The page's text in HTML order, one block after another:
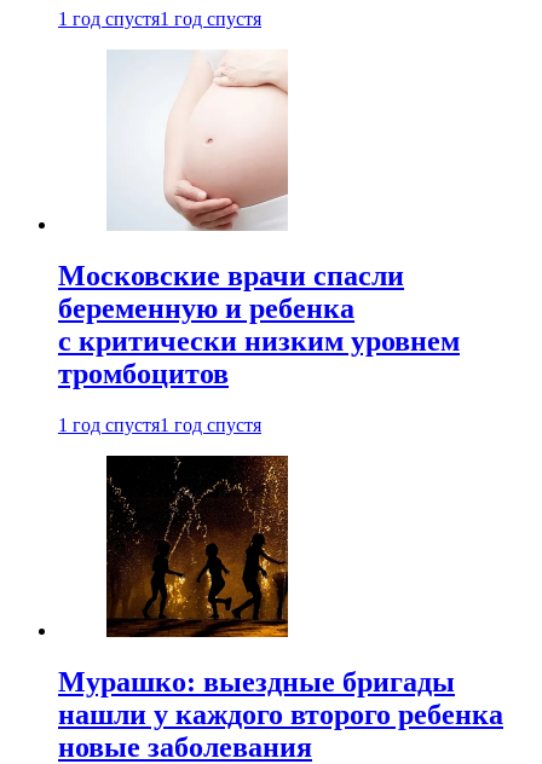
1 год спустя1 год спустя
Московские врачи спасли
беременную и ребенка
с критически низким уровнем
тромбоцитов
1 год спустя1 год спустя
Мурашко: выездные бригады
нашли у каждого второго ребенка
новые заболевания